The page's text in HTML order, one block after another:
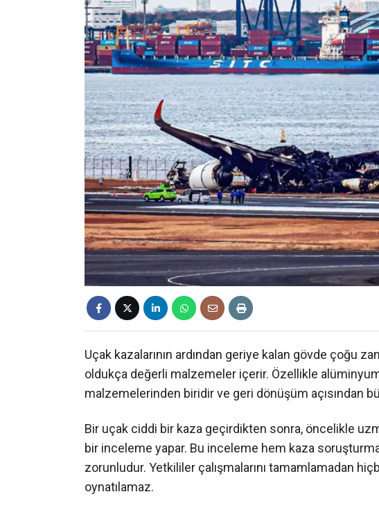
Uçak kazalarının ardından geriye kalan gövde çoğu
oldukça değerli malzemeler içerir. Özellikle
malzemelerinden biridir ve geri dönüşüm açısından
Bir uçak ciddi bir kaza geçirdikten sonra, öncelikle
bir inceleme yapar. Bu inceleme hem kaza
zorunludur. Yetkililer çalışmalarını tamamlamadan
oynatılamaz.